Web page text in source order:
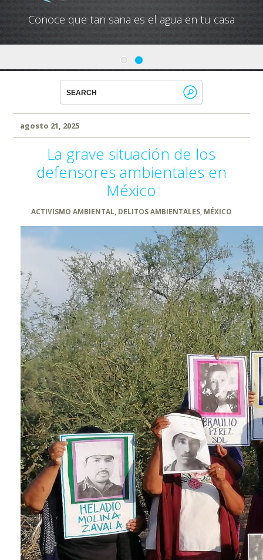
Conoce que tan sana es el agua en tu casa
Conoce cual es el mejor calentador solar de
México
agosto 21, 2025
La grave situación de los
defensores ambientales en
México
ACTIVISMO AMBIENTAL DELITOS AMBIENTALES, MÉXICO